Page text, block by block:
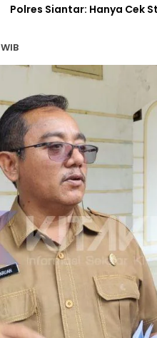
Polres Siantar: Hanya Cek